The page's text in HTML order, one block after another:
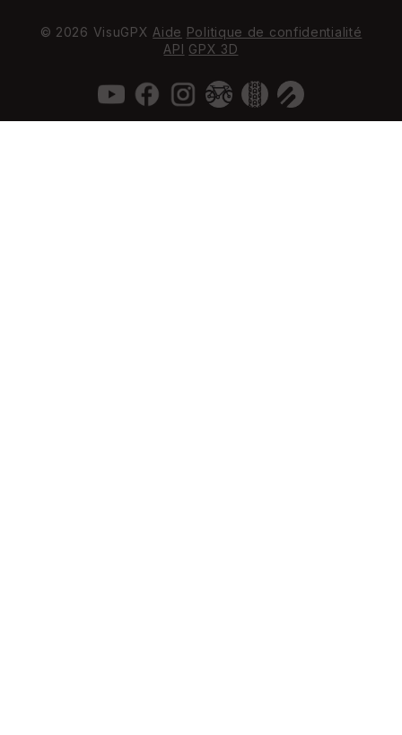
© 2026 VisuGPX Aide Politique de confidentialité
API GPX 3D